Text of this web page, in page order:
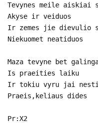
Tevynes meile aiskiai
Akyse ir veiduos
Ir zemes jie dievulio
Niekuomet neatiduos
Maza tevyne bet
Is praeities laiku
Ir tokiu vyru jai
Praeis,keliaus dides
Pr:X2